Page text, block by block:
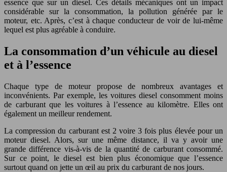
essence que sur un diesel. Ces détails mécaniques ont un impact
considérable sur la consommation, la pollution générée par le
moteur, etc. Après, c’est à chaque conducteur de voir de lui-même
lequel est plus agréable à conduire.
La consommation d’un véhicule au diesel
et à l’essence
Chaque type de moteur propose de nombreux avantages et
inconvénients. Par exemple, les voitures diesel consomment moins
de carburant que les voitures à l’essence au kilomètre. Elles ont
également un meilleur rendement.
La compression du carburant est 2 voire 3 fois plus élevée pour un
moteur diesel. Alors, sur une même distance, il va y avoir une
grande différence vis-à-vis de la quantité de carburant consommé.
Sur ce point, le diesel est bien plus économique que l’essence
surtout quand on jette un œil au prix du carburant de nos jours.